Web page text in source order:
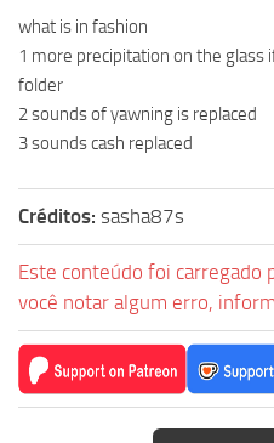
what is in fashion
1 more precipitation on the glass
folder
2 sounds of yawning is replaced
3 sounds cash replaced
Créditos: sasha87s
Este conteúdo foi carregado
você notar algum erro,